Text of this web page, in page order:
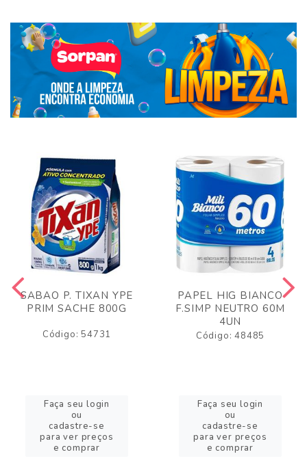
SABAO P. TIXAN YPE
PRIM SACHE 800G
Código: 54731
Faça seu login
ou
cadastre-se
para ver preços
e comprar
PAPEL HIG BIANCO
F.SIMP NEUTRO 60M
4UN
Código: 48485
Faça seu login
ou
cadastre-se
para ver preços
e comprar